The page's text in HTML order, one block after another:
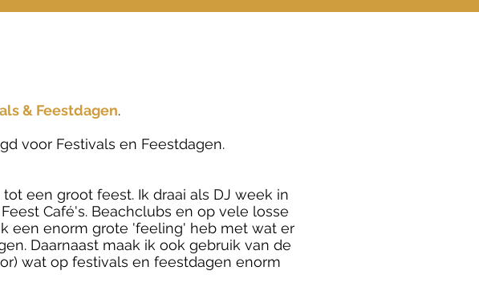
& Feestdagen.
voor Festivals en Feestdagen.
een groot feest. Ik draai als DJ week in
Café's. Beachclubs en op vele losse
een enorm grote 'feeling' heb met wat er
Daarnaast maak ik ook gebruik van de
wat op festivals en feestdagen enorm